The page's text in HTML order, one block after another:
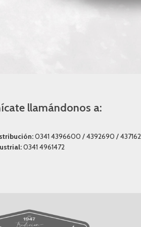
llamándonos a:
0341 4396600 / 4392690 /
0341 4961472